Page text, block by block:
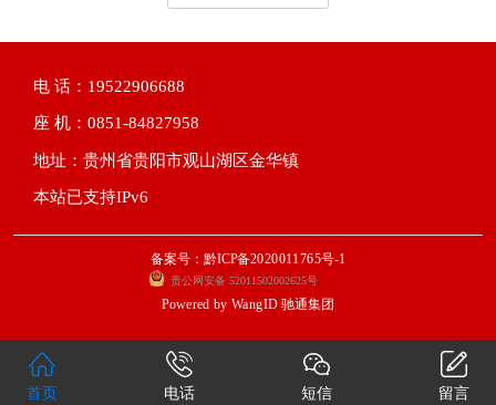
电 话：19522906688
座 机：0851-84827958
地址：贵州省贵阳市观山湖区金华镇
本站已支持IPv6
备案号：黔ICP备2020011765号-1
贵公网安备 52011502002625号
Powered by WangID 驰通集团
首页 电话 短信 留言